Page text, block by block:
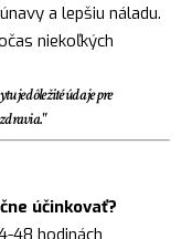
a lepšiu náladu.
niekoľkých
dôležité údaje pre
účinkovať?